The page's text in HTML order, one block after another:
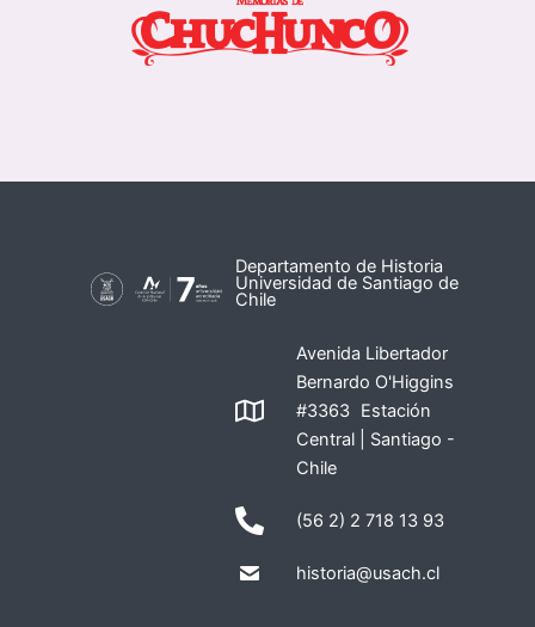
Departamento de Historia
Universidad de Santiago de
Chile
Avenida Libertador
Bernardo O'Higgins
#3363 Estación
Central | Santiago -
Chile
(56 2) 2 718 13 93
historia@usach.cl